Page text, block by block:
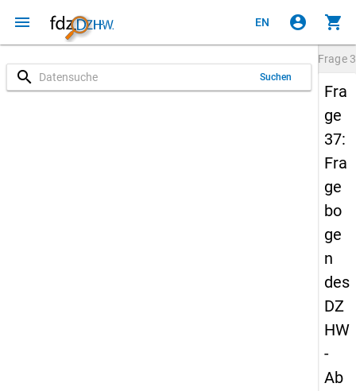
menu EN account_circle shopping_cart
search Suchen
Frage
Fra
ge
37:
Fra
ge
bo
ge
n
des
DZ
HW
-
Ab